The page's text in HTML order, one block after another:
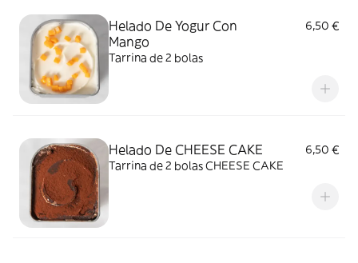
Helado De Yogur Con
Mango
6,50 €
Tarrina de 2 bolas
Helado De CHEESE CAKE
6,50 €
Tarrina de 2 bolas CHEESE CAKE